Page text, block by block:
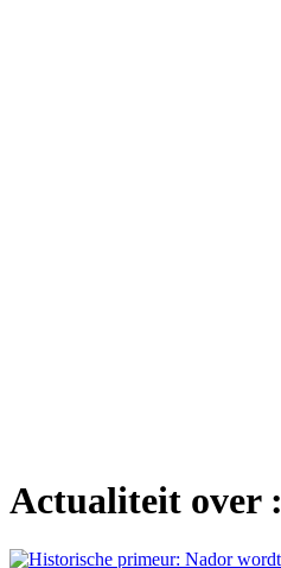
Actualiteit over :